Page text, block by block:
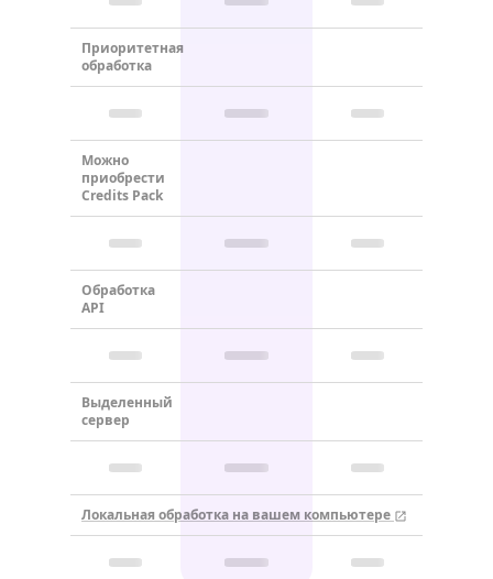
Приоритетная
обработка
Можно
приобрести
Credits Pack
Обработка
API
Выделенный
сервер
Локальная обработка на вашем компьютере